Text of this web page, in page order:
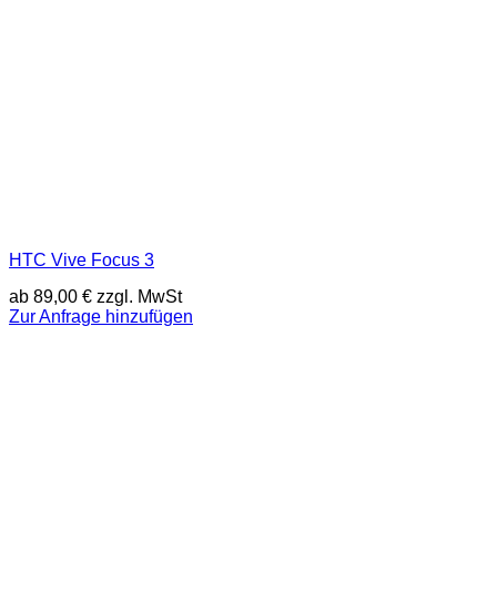
HTC Vive Focus 3
ab 89,00 € zzgl. MwSt
Zur Anfrage hinzufügen